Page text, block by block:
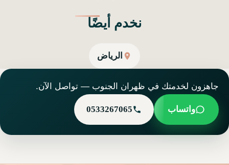
نخدم أيضًا
الرياض
جاهزون لخدمتك في ظهران الجنوب — تواصل الآن.
واتساب 0533267065